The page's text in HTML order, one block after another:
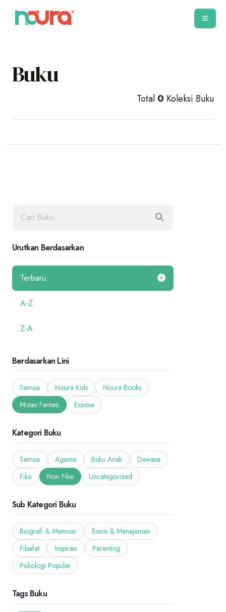
Buku
Total 0 Koleksi Buku
Urutkan Berdasarkan
Terbaru
A-Z
Z-A
Berdasarkan Lini
Semua Noura Kids
Noura Books
Mizan Fantasi
Expose
Kategori Buku
Semua Agama Buku Anak
Dewasa
Fiksi
Non Fiksi Uncategorized
Sub Kategori Buku
Biografi & Memoar
Bisnis & Manajemen
Filsafat
Inspirasi
Parenting
Psikologi Populer
Tags Buku